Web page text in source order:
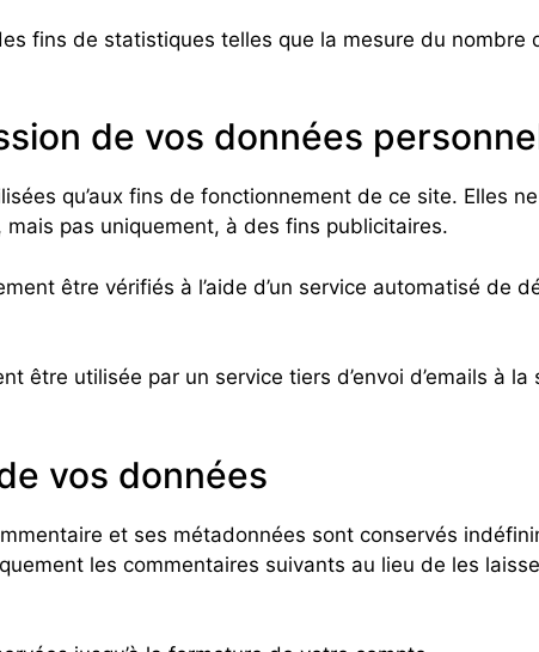
fins de statistiques telles que la mesure du nombre
de vos données
qu’aux fins de fonctionnement de ce site. Elles
pas uniquement, à des fins publicitaires.
être vérifiés à l’aide d’un service automatisé de
être utilisée par un service tiers d’envoi d’emails à
vos données
et ses métadonnées sont conservés
les commentaires suivants au lieu de les